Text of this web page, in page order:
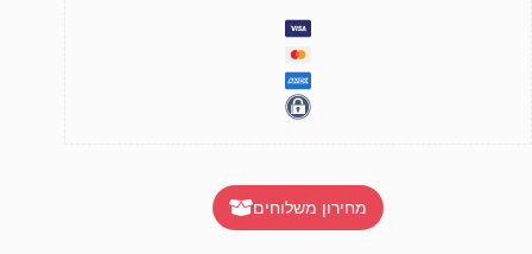
מחירון משלוחים